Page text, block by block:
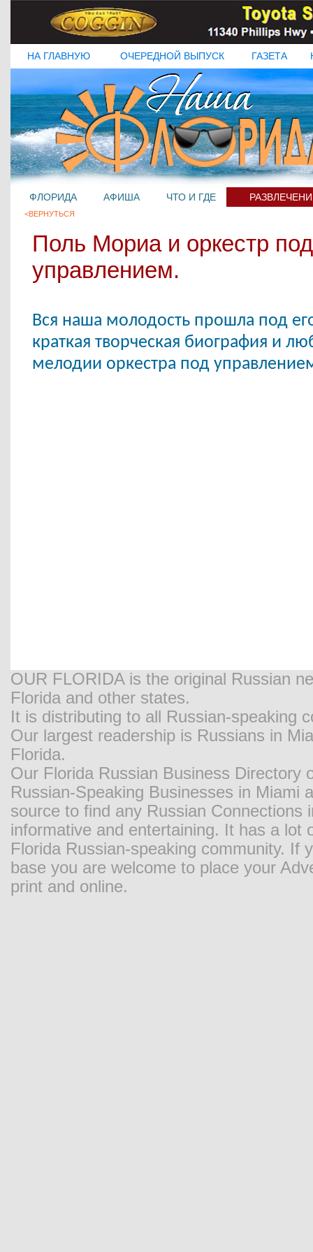
НА ГЛАВНУЮ ОЧЕРЕДНОЙ ВЫПУСК ГАЗЕТА
ФЛОРИДА АФИША ЧТО И ГДЕ
<ВЕРНУТЬСЯ
Поль Мориа и оркестр
управлением.
Вся наша молодость прошла под
краткая творческая биография и
мелодии оркестра под
OUR FLORIDA is the original Russian
Florida and other states.
It is distributing to all Russian-speaking
Our largest readership is Russians in
Florida.
Our Florida Russian Business Directory
Russian-Speaking Businesses in Miami
source to find any Russian
informative and entertaining. It has a
Florida Russian-speaking community. If
base you are welcome to place your
print and online.